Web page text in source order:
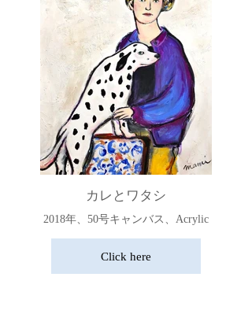
カレとワタシ
2018年、50号キャンバス、Acrylic
Click here